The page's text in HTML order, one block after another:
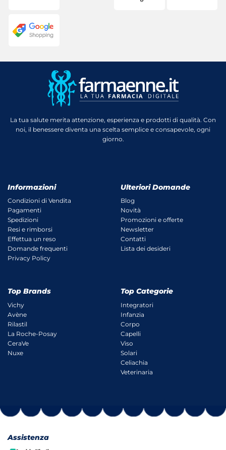
La tua salute merita attenzione, esperienza e prodotti di qualità. Con
noi, il benessere diventa una scelta semplice e consapevole, ogni
giorno.
Informazioni
Condizioni di Vendita
Pagamenti
Spedizioni
Resi e rimborsi
Effettua un reso
Domande frequenti
Privacy Policy
Ulteriori Domande
Blog
Novità
Promozioni e offerte
Newsletter
Contatti
Lista dei desideri
Top Brands
Vichy
Avène
Rilastil
La Roche-Posay
CeraVe
Nuxe
Top Categorie
Integratori
Infanzia
Corpo
Capelli
Viso
Solari
Celiachia
Veterinaria
Assistenza